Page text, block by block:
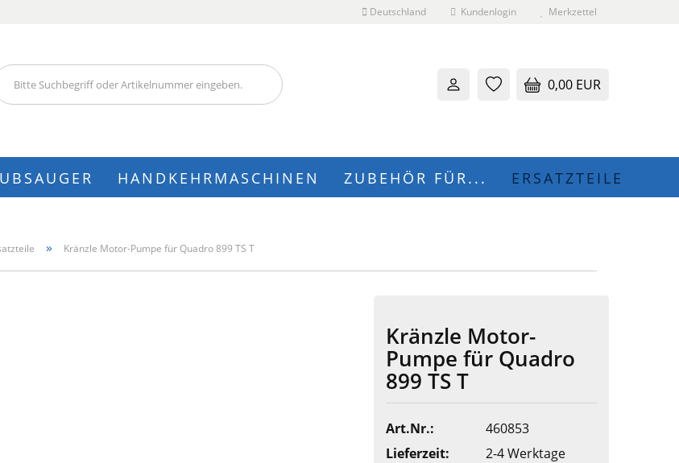
Deutschland Kundenlogin
Passwort vergessen?
Merkzettel
0,00 EUR
HANDKEHRMASCHINEN ZUBEHÖR FÜR... ERSATZTEILE
» Kränzle Motor-Pumpe für Quadro 899 TS T
Kränzle Motor-
Pumpe für Quadro
899 TS T
Art.Nr.:
460853
Lieferzeit:
2-4 Werktage